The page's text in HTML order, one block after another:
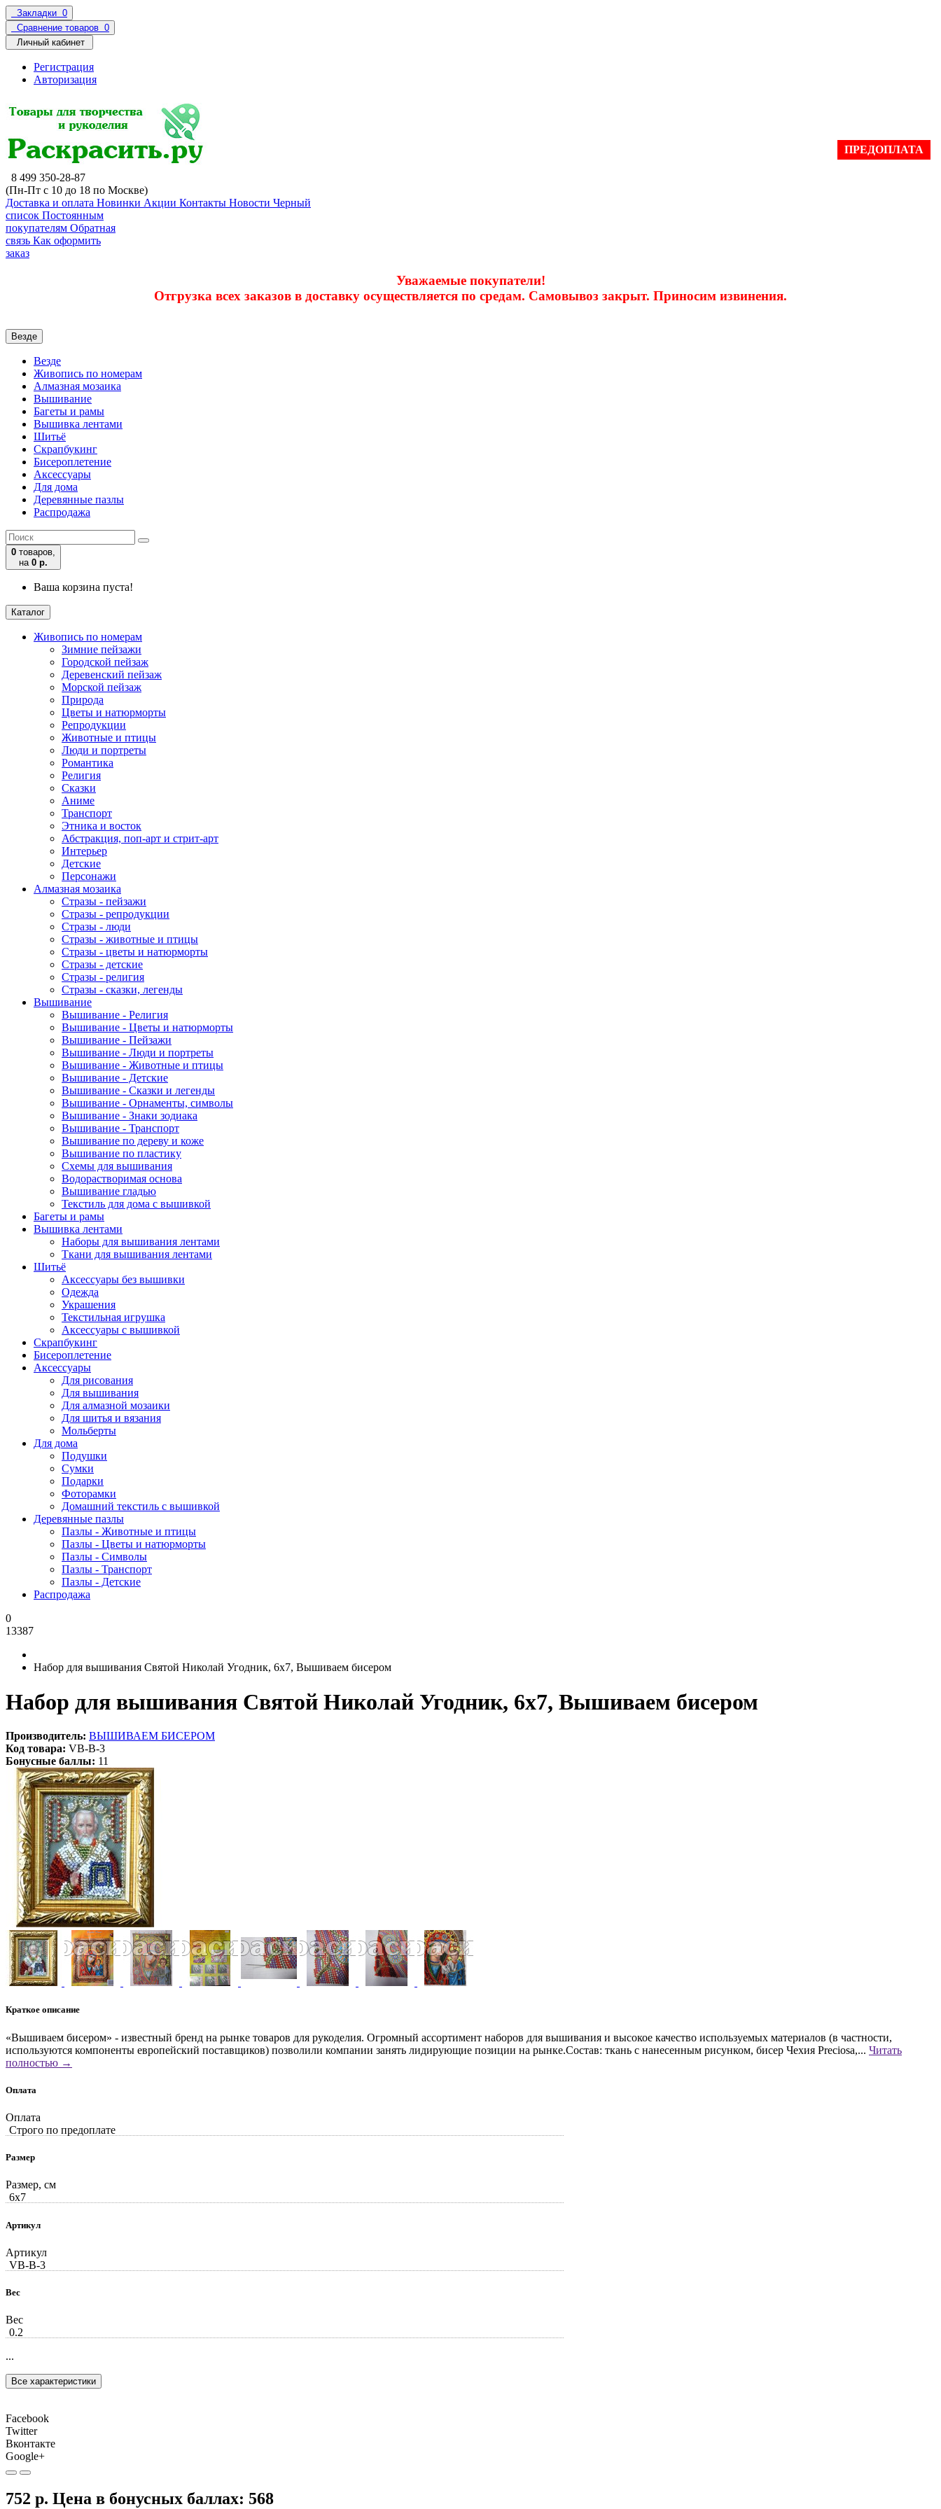
Закладки 0
Сравнение товаров 0
Личный кабинет
Регистрация
Авторизация
8 499 350-28-87
(Пн-Пт с 10 до 18 по Москве)
Доставка и оплата Новинки Акции Контакты Новости Черный
список Постоянным
покупателям Обратная
связь Как оформить
заказ
Уважаемые покупатели!
Отгрузка всех заказов в доставку осуществляется по средам. Самовывоз закрыт. Приносим извинения.
Везде
Везде
Живопись по номерам
Алмазная мозаика
Вышивание
Багеты и рамы
Вышивка лентами
Шитьё
Скрапбукинг
Бисероплетение
Аксессуары
Для дома
Деревянные пазлы
Распродажа
0 товаров,
на 0 р.
Ваша корзина пуста!
Каталог
Живопись по номерам
Зимние пейзажи
Городской пейзаж
Деревенский пейзаж
Морской пейзаж
Природа
Цветы и натюрморты
Репродукции
Животные и птицы
Люди и портреты
Романтика
Религия
Сказки
Аниме
Транспорт
Этника и восток
Абстракция, поп-арт и стрит-арт
Интерьер
Детские
Персонажи
Алмазная мозаика
Стразы - пейзажи
Стразы - репродукции
Стразы - люди
Стразы - животные и птицы
Стразы - цветы и натюрморты
Стразы - детские
Стразы - религия
Стразы - сказки, легенды
Вышивание
Вышивание - Религия
Вышивание - Цветы и натюрморты
Вышивание - Пейзажи
Вышивание - Люди и портреты
Вышивание - Животные и птицы
Вышивание - Детские
Вышивание - Сказки и легенды
Вышивание - Орнаменты, символы
Вышивание - Знаки зодиака
Вышивание - Транспорт
Вышивание по дереву и коже
Вышивание по пластику
Схемы для вышивания
Водорастворимая основа
Вышивание гладью
Текстиль для дома с вышивкой
Багеты и рамы
Вышивка лентами
Наборы для вышивания лентами
Ткани для вышивания лентами
Шитьё
Аксессуары без вышивки
Одежда
Украшения
Текстильная игрушка
Аксессуары с вышивкой
Скрапбукинг
Бисероплетение
Аксессуары
Для рисования
Для вышивания
Для алмазной мозаики
Для шитья и вязания
Мольберты
Для дома
Подушки
Сумки
Подарки
Фоторамки
Домашний текстиль с вышивкой
Деревянные пазлы
Пазлы - Животные и птицы
Пазлы - Цветы и натюрморты
Пазлы - Символы
Пазлы - Транспорт
Пазлы - Детские
Распродажа
0
13387
Набор для вышивания Святой Николай Угодник, 6x7, Вышиваем бисером
Набор для вышивания Святой Николай Угодник, 6x7, Вышиваем бисером
Производитель: ВЫШИВАЕМ БИСЕРОМ
Код товара: VB-В-3
Бонусные баллы: 11
ПРЕДОПЛАТА
Краткое описание
«Вышиваем бисером» - известный бренд на рынке товаров для рукоделия. Огромный ассортимент наборов для вышивания и высокое качество используемых материалов (в частности,
используются компоненты европейский поставщиков) позволили компании занять лидирующие позиции на рынке.Состав: ткань с нанесенным рисунком, бисер Чехия Preciosa,... Читать
полностью →
Оплата
Оплата
Строго по предоплате
Размер
Размер, см
6x7
Артикул
Артикул
VB-В-3
Вес
Вес
0.2
...
Все характеристики
Facebook
Twitter
Вконтакте
Google+
752 р. Цена в бонусных баллах: 568